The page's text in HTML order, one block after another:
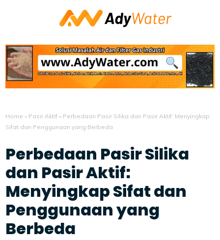
Home » Pasir Aktif » Perbedaan Pasir Silika dan Pasir Aktif: Menyingkap
Sifat dan Penggunaan yang Berbeda
Perbedaan Pasir Silika
dan Pasir Aktif:
Menyingkap Sifat dan
Penggunaan yang
Berbeda